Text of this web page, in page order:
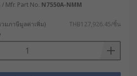
Mfr. Part No. N7550A-NMM
วมภาษีมูลค่าเพิ่ม) THB127,926.45/ชิ้น